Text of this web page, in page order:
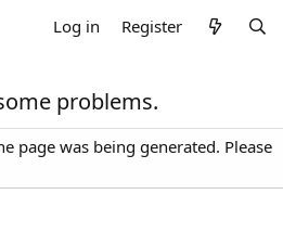
Log in Register
problems.
page was being generated. Please